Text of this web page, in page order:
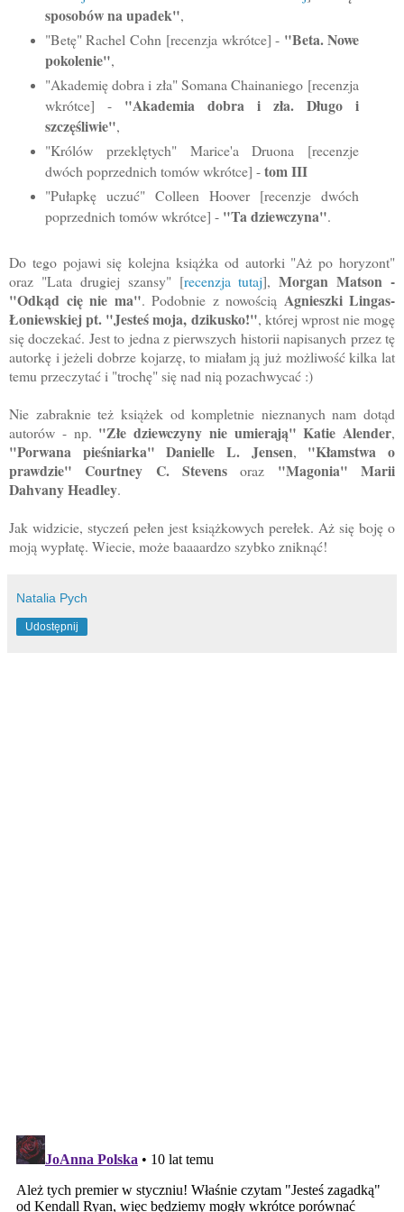
sposobów na upadek",
"Betę" Rachel Cohn [recenzja wkrótce] - "Beta. Nowe
pokolenie",
"Akademię dobra i zła" Somana Chainaniego [recenzja
wkrótce] - "Akademia dobra i zła. Długo i
szczęśliwie",
"Królów przeklętych" Marice'a Druona [recenzje
dwóch poprzednich tomów wkrótce] -tom III
"Pułapkę uczuć" Colleen Hoover [recenzje dwóch
poprzednich tomów wkrótce] - "Ta dziewczyna".
Do tego pojawi się kolejna książka od autorki "Aż po horyzont"
oraz "Lata drugiej szansy" [recenzja tutaj],Morgan Matson -
"Odkąd cię nie ma". Podobnie z nowością Agnieszki Lingas-
Łoniewskiej pt. "Jesteś moja, dzikusko!", której wprost nie mogę
się doczekać. Jest to jedna z pierwszych historii napisanych przez tę
autorkę i jeżeli dobrze kojarzę, to miałam ją już możliwość kilka lat
temu przeczytać i "trochę" się nad nią pozachwycać :)
Nie zabraknie też książek od kompletnie nieznanych nam dotąd
autorów - np. "Złe dziewczyny nie umierają" Katie Alender,
"Porwana pieśniarka" Danielle L. Jensen, "Kłamstwa o
prawdzie" Courtney C. Stevens oraz "Magonia" Marii
Dahvany Headley.
Jak widzicie, styczeń pełen jest książkowych perełek. Aż się boję o
moją wypłatę. Wiecie, może baaaardzo szybko zniknąć!
Natalia Pych
Udostępnij